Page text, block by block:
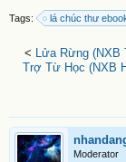
Tags: lá chúc thư
< Lửa Rừng (NXB
Trợ Từ Học (NXB
Moderator